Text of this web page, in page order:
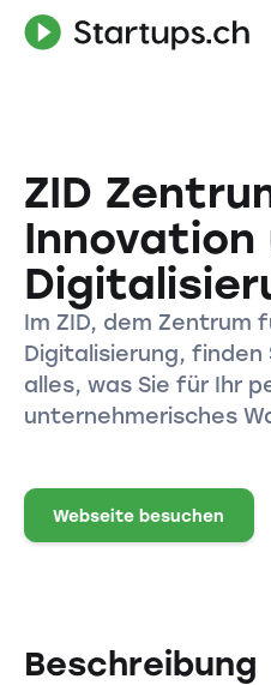
ZID
Innovation
Im ZID, dem Zentrum
Digitalisierung, finden
alles, was Sie für Ihr
unternehmerisches
Webseite besuchen
Beschreibung